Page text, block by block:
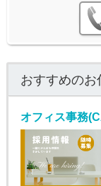
おすすめのお